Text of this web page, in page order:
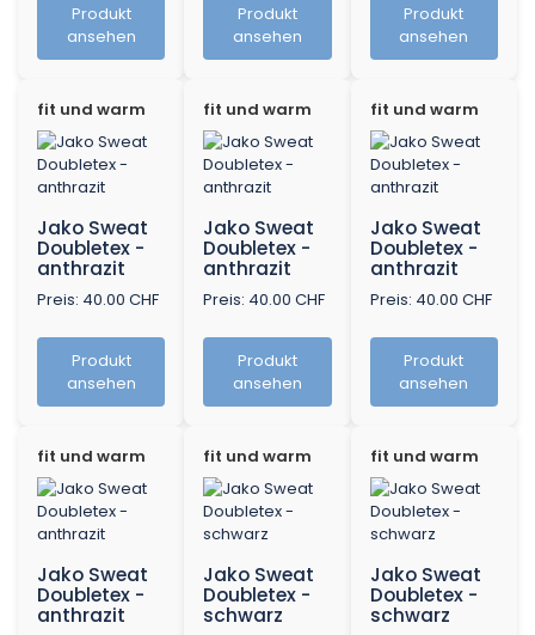
Produkt
ansehen
Produkt
ansehen
Produkt
ansehen
fit und warm
Jako Sweat
Doubletex -
anthrazit
Preis: 40.00 CHF
Produkt
ansehen
fit und warm
Jako Sweat
Doubletex -
anthrazit
Preis: 40.00 CHF
Produkt
ansehen
fit und warm
Jako Sweat
Doubletex -
anthrazit
Preis: 40.00 CHF
Produkt
ansehen
fit und warm
Jako Sweat
Doubletex -
anthrazit
fit und warm
Jako Sweat
Doubletex -
schwarz
fit und warm
Jako Sweat
Doubletex -
schwarz